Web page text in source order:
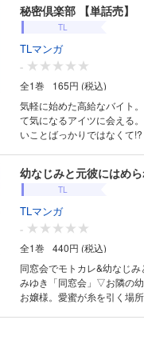
秘密倶楽部 【単話売】
TL
TLマンガ
-
全1巻
165円 (税込)
気軽に始めた高給なバイト
て気になるアイツに会える
いことばっかりではなくて!?
幼なじみと元彼にはめ
TL
TLマンガ
-
全1巻
440円 (税込)
同窓会でモトカレ&幼なじ
みゆき「同窓会」▽お隣の
お嬢様。愛蜜が糸を引く場